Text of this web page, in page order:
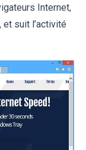
Internet,
suit l’activité